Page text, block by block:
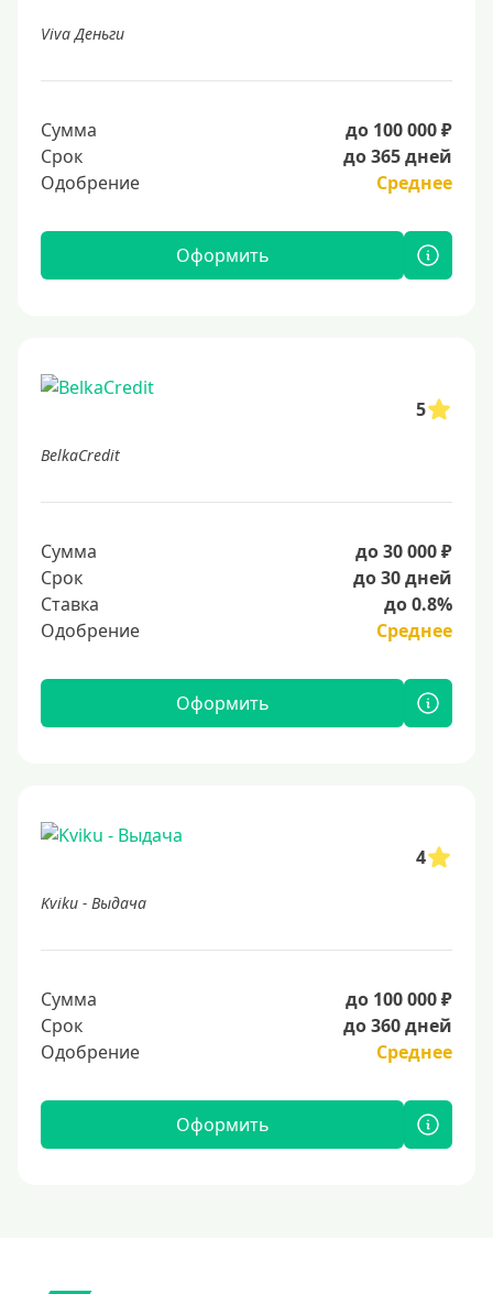
Viva Деньги
Сумма
до 100 000 ₽
Срок
до 365 дней
Одобрение
Среднее
Оформить
5
BelkaCredit
Сумма
до 30 000 ₽
Срок
до 30 дней
Ставка
до 0.8%
Одобрение
Среднее
Оформить
4
Kviku - Выдача
Сумма
до 100 000 ₽
Срок
до 360 дней
Одобрение
Среднее
Оформить